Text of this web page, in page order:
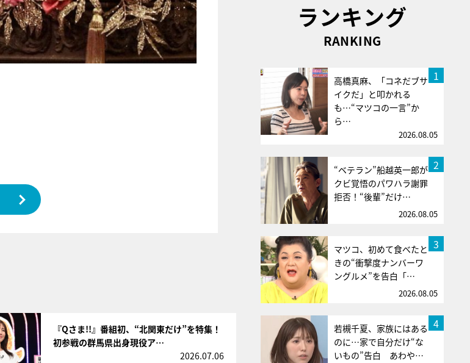
『Qさま!!』番組初、“北関東だけ”を特集！
初参戦の群馬県出身現役ア…
2026.07.06
ランキング
RANKING
1
高橋真麻、「コネだブサ
イクだ」と叩かれる
も…“マツコの一言”か
ら…
2026.08.05
2
“ベテラン”船越英一郎が
クビ覚悟のパワハラ謝罪
拒否！“後輩”だけ…
2026.08.05
3
マツコ、初めて食べたと
きの“衝撃度ナンバーワ
ングルメ”を告白「…
2026.08.05
4
若槻千夏、家族にはある
のに…家で自分だけ“な
いもの”告白 あわや…